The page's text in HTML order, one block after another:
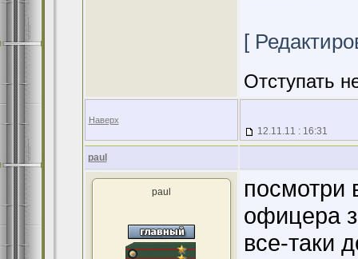
[
Отступать
Наверх
12.11.11 : 16:31
paul
paul
посмотри
офицера
все-таки